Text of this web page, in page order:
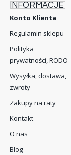
INFORMACJE
Konto Klienta
Regulamin sklepu
Polityka
prywatności, RODO
Wysyłka, dostawa,
zwroty
Zakupy na raty
Kontakt
O nas
Blog